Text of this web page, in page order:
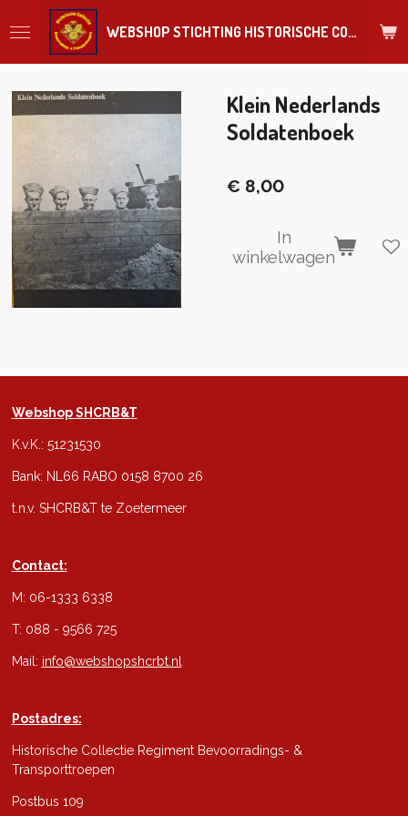
direct
hoofdinhoud
WEBSHOP STICHTING HISTORISCHE COLLECTIE REGIMENT
Klein Nederlands
Soldatenboek
€ 8,00
In
winkelwagen
Webshop SHCRB&T
K.v.K.: 51231530
Bank: NL66 RABO 0158 8700 26
t.n.v. SHCRB&T te Zoetermeer
Contact:
M: 06-1333 6338
T: 088 - 9566 725
Mail: info@webshopshcrbt.nl
Postadres:
Historische Collectie Regiment Bevoorradings- &
Transporttroepen
Postbus 109